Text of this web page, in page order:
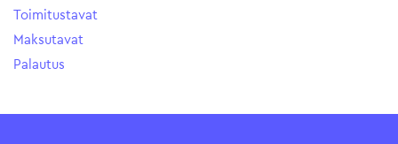
Toimitustavat
Maksutavat
Palautus